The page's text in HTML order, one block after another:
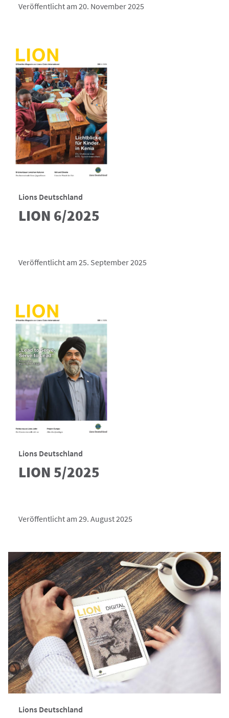
Veröffentlicht am 20. November 2025
Lions Deutschland
LION 6/2025
Veröffentlicht am 25. September 2025
Lions Deutschland
LION 5/2025
Veröffentlicht am 29. August 2025
Lions Deutschland